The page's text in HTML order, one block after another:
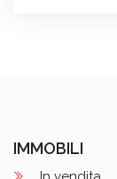
IMMOBILI